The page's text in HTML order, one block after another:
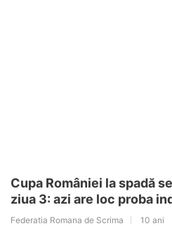
Cupa României la spadă
ziua 3: azi are loc proba
Federatia Romana de Scrima 10 ani